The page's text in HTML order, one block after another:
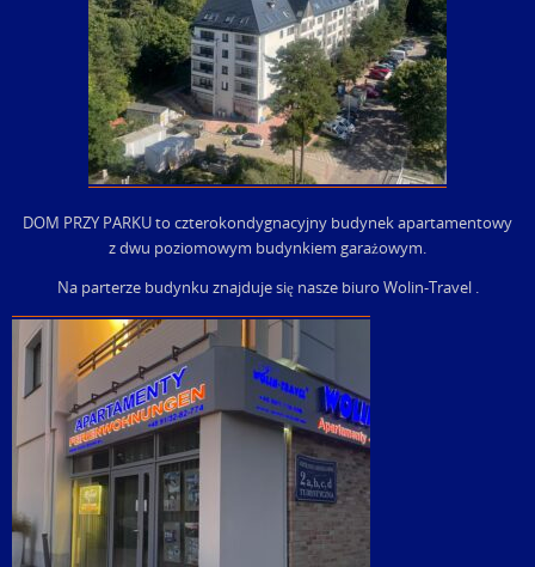
DOM PRZY PARKU to czterokondygnacyjny budynek apartamentowy
z dwu poziomowym budynkiem garażowym.
Na parterze budynku znajduje się nasze biuro Wolin-Travel .